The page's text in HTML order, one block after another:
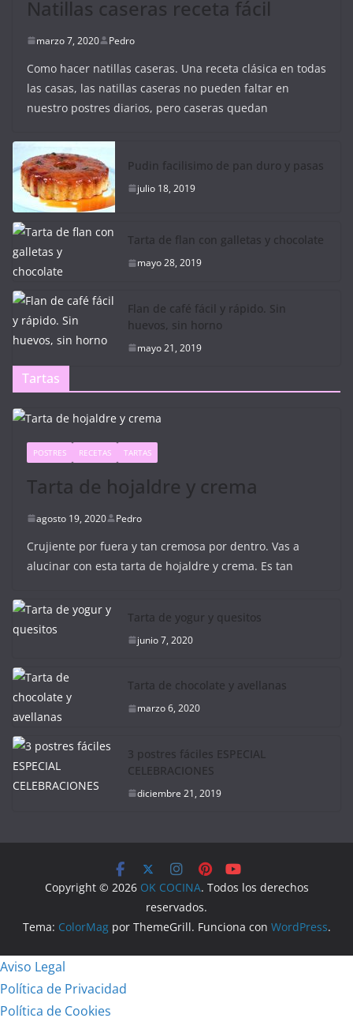
Natillas caseras receta fácil
marzo 7, 2020 Pedro
Como hacer natillas caseras. Una receta clásica en todas
las casas, las natillas caseras no pueden faltar en
nuestro postres diarios, pero caseras quedan
Pudin facilisimo de pan duro y pasas
julio 18, 2019
Tarta de flan con galletas y chocolate
mayo 28, 2019
Flan de café fácil y rápido. Sin
huevos, sin horno
mayo 21, 2019
Tartas
POSTRES RECETAS TARTAS
Tarta de hojaldre y crema
agosto 19, 2020 Pedro
Crujiente por fuera y tan cremosa por dentro. Vas a
alucinar con esta tarta de hojaldre y crema. Es tan
Tarta de yogur y quesitos
junio 7, 2020
Tarta de chocolate y avellanas
marzo 6, 2020
3 postres fáciles ESPECIAL
CELEBRACIONES
diciembre 21, 2019
Copyright © 2026 OK COCINA. Todos los derechos
reservados.
Tema: ColorMagpor ThemeGrill. Funciona con WordPress.
Aviso Legal
Política de Privacidad
Política de Cookies